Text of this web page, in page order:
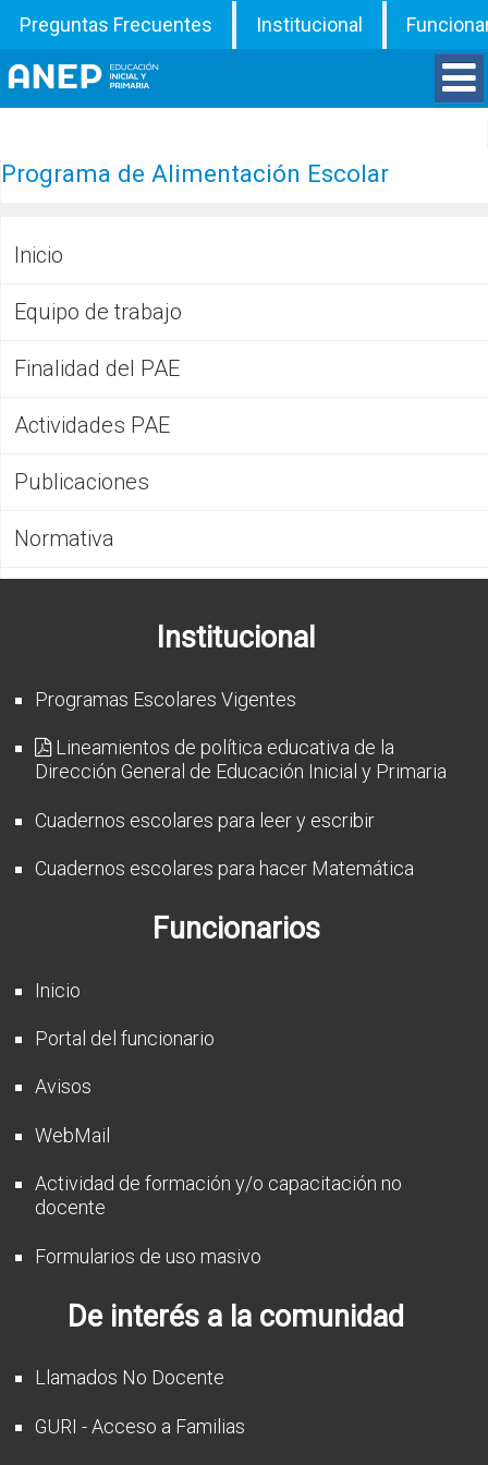
Preguntas Frecuentes Institucional
Inspecciones
Programas
ATD
Documentos
CFP
Programa de Alimentación Escolar
Inicio
Equipo de trabajo
Finalidad del PAE
Actividades PAE
Publicaciones
Normativa
Institucional
Programas Escolares Vigentes
Lineamientos de política educativa de la
Dirección General de Educación Inicial y Primaria
Cuadernos escolares para leer y escribir
Cuadernos escolares para hacer Matemática
Funcionarios
Inicio
Portal del funcionario
Avisos
WebMail
Actividad de formación y/o capacitación no
docente
Formularios de uso masivo
De interés a la comunidad
Llamados No Docente
GURI - Acceso a Familias